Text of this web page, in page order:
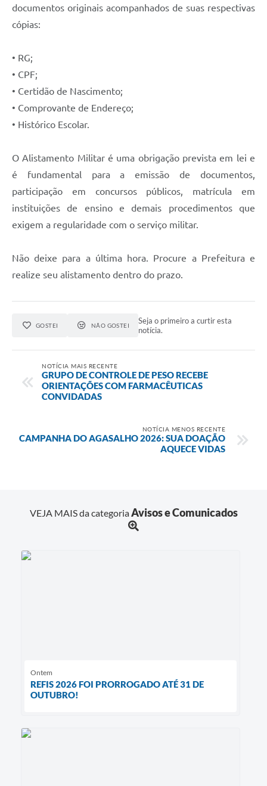
documentos originais acompanhados de suas respectivas
cópias:
• RG;
• CPF;
• Certidão de Nascimento;
• Comprovante de Endereço;
• Histórico Escolar.
O Alistamento Militar é uma obrigação prevista em lei e
é fundamental para a emissão de documentos,
participação em concursos públicos, matrícula em
instituições de ensino e demais procedimentos que
exigem a regularidade com o serviço militar.
Não deixe para a última hora. Procure a Prefeitura e
realize seu alistamento dentro do prazo.
GOSTEI NÃO GOSTEI
Seja o primeiro a curtir esta
notícia.
NOTÍCIA MAIS RECENTE
GRUPO DE CONTROLE DE PESO RECEBE
ORIENTAÇÕES COM FARMACÊUTICAS
CONVIDADAS
NOTÍCIA MENOS RECENTE
CAMPANHA DO AGASALHO 2026: SUA DOAÇÃO
AQUECE VIDAS
VEJA MAIS da categoriaAvisos e Comunicados
Ontem
REFIS 2026 FOI PRORROGADO ATÉ 31 DE
OUTUBRO!